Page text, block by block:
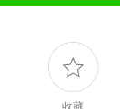
收藏